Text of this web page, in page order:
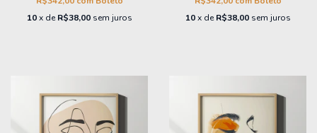
10 x de R$38,00 sem juros
10 x de R$38,00 sem juros